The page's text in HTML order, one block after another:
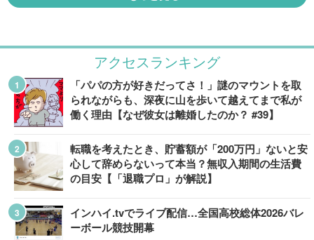
アクセスランキング
「パパの方が好きだってさ！」謎のマウントを取
られながらも、深夜に山を歩いて越えてまで私が
働く理由【なぜ彼女は離婚したのか？ #39】
転職を考えたとき、貯蓄額が「200万円」ないと安
心して辞めらないって本当？無収入期間の生活費
の目安【「退職プロ」が解説】
インハイ.tvでライブ配信…全国高校総体2026バレ
ーボール競技開幕